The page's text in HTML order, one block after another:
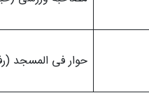
حوار في المسجد